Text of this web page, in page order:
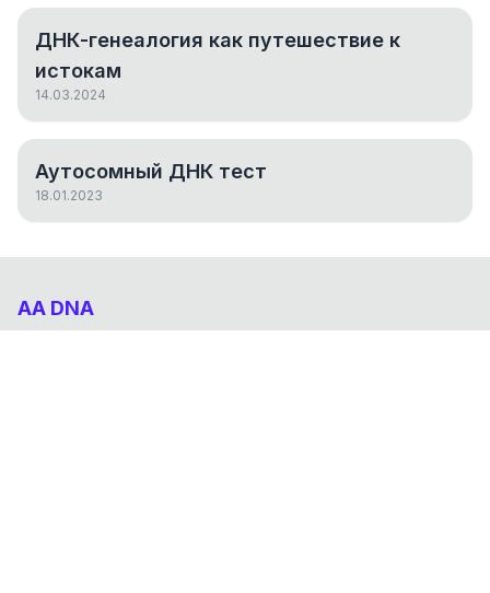
ДНК-генеалогия как путешествие к
истокам
14.03.2024
Аутосомный ДНК тест
18.01.2023
AA DNA